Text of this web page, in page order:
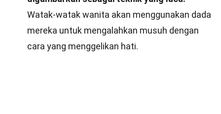
Watak-watak wanita akan menggunakan dada
mereka untuk mengalahkan musuh dengan
cara yang menggelikan hati.